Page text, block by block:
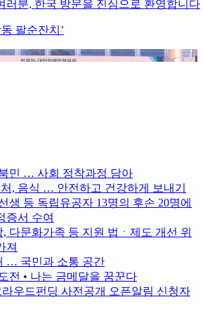
러분, 한국 방문을 진심으로 환영합니다
팔순잔치’
민 … 사회 정착과정 담아
, 음식 … 안전하고 건강하게 보내기
생 등 독립유공자 13명의 후손 20명에
증서 수여
다문화가족 등 지원 법ㆍ제도 개선 위
져
… 국민과 소통 공간
전 • 나는 금메달을 꿈꾼다
라우드펀딩 사전공개 오픈알림 신청자